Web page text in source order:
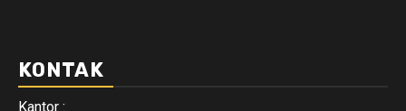
KONTAK
Kantor :